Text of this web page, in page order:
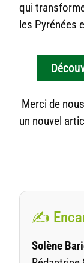
qui
les Pyrénées
Merci de
un nouvel
✍️
Solène